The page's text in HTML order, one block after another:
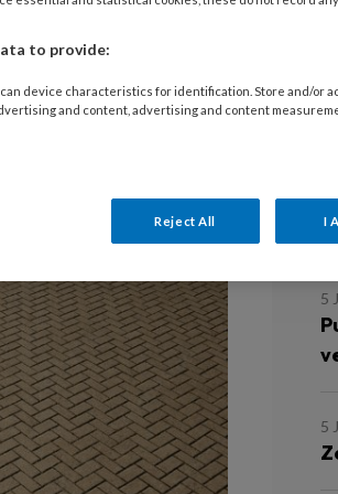
jongen van
5
5
to provide:
device characteristics for identification. Store and/or
and content, advertising and content
Reject All I